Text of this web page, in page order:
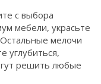
с выбора
мебели, украсьте
мелочи
углубиться,
решить любые